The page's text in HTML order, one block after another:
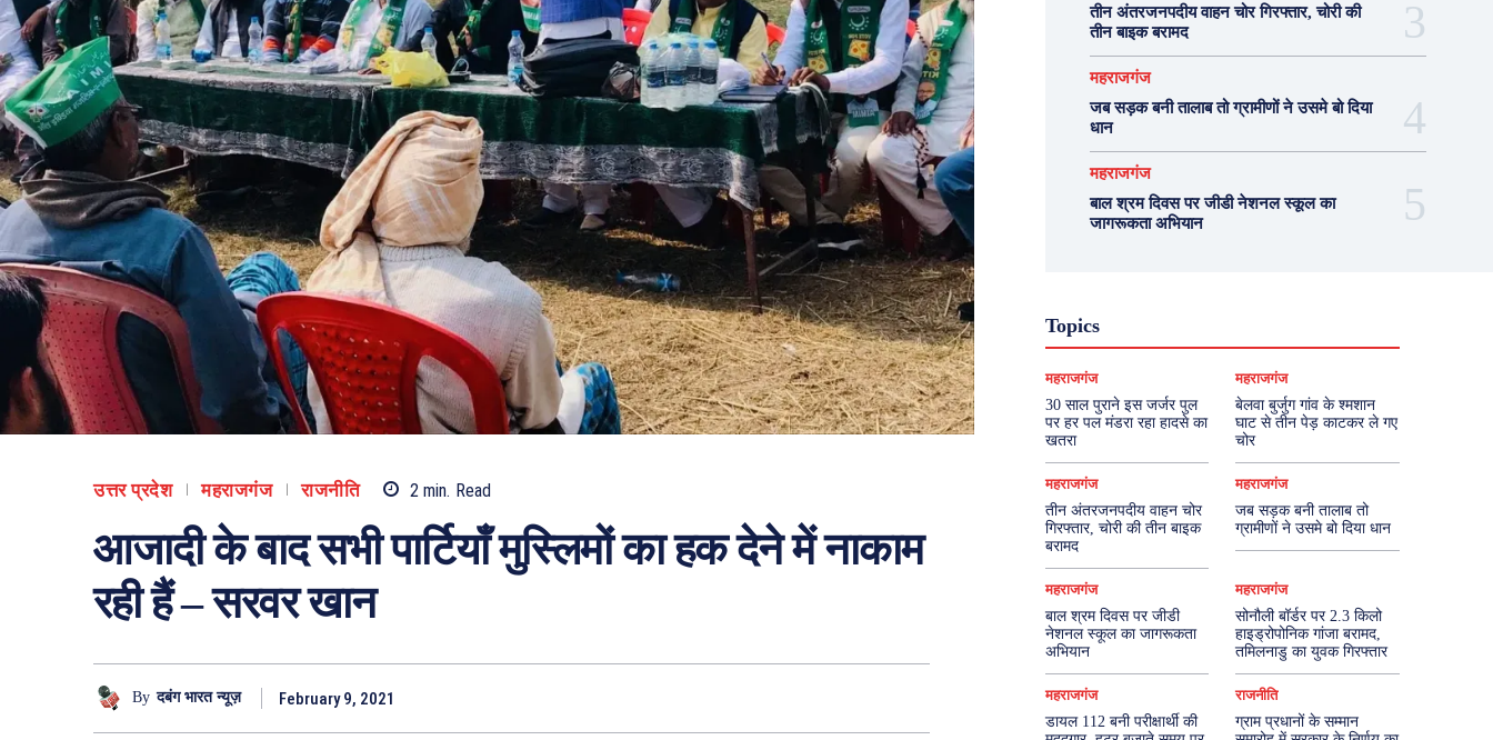
उत्तर प्रदेश महराजगंज राजनीति 2 min. Read
आजादी के बाद सभी पार्टियाँ मुस्लिमों का हक देने में नाकाम
रही हैं – सरवर खान
By दबंग भारत न्यूज़ February 9, 2021
तीन अंतरजनपदीय वाहन चोर गिरफ्तार, चोरी की
तीन बाइक बरामद
महराजगंज
जब सड़क बनी तालाब तो ग्रामीणों ने उसमे बो दिया
धान
महराजगंज
बाल श्रम दिवस पर जीडी नेशनल स्कूल का
जागरूकता अभियान
Topics
महराजगंज
30 साल पुराने इस जर्जर पुल
पर हर पल मंडरा रहा हादसे का
खतरा
महराजगंज
बेलवा बुर्जुग गांव के श्मशान
घाट से तीन पेड़ काटकर ले गए
चोर
महराजगंज
तीन अंतरजनपदीय वाहन चोर
गिरफ्तार, चोरी की तीन बाइक
बरामद
महराजगंज
जब सड़क बनी तालाब तो
ग्रामीणों ने उसमे बो दिया धान
महराजगंज
बाल श्रम दिवस पर जीडी
नेशनल स्कूल का जागरूकता
अभियान
महराजगंज
सोनौली बॉर्डर पर 2.3 किलो
हाइड्रोपोनिक गांजा बरामद,
तमिलनाडु का युवक गिरफ्तार
महराजगंज
डायल 112 बनी परीक्षार्थी की
राजनीति
ग्राम प्रधानों के सम्मान